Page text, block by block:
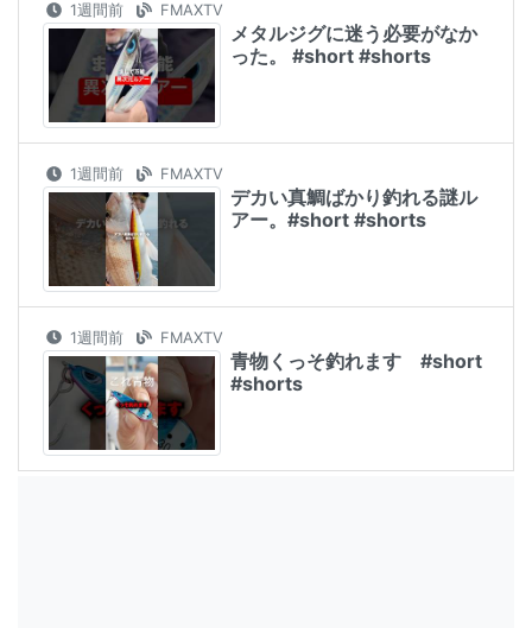
1週間前 FMAXTV
メタルジグに迷う必要がなか
った。 #short #shorts
1週間前 FMAXTV
デカい真鯛ばかり釣れる謎ル
アー。#short #shorts
1週間前 FMAXTV
青物くっそ釣れます #short
#shorts